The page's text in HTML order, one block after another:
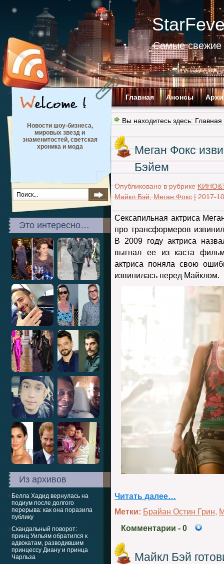
Самые свежие
Главная Анонсы
Новости шоу-бизнеса,
мировых звезд и
знаменитостей, светская
хроника и мода
Это интересно…
Из архивов
Белла Хадид вернулась на
подиум после долгого
перерыва: как она поразила
публику
Скандальный поворот:
принц Уильям обратился к
адвокатам, разводившим
принцессу Диану и принца
Чарльза
Вы находитесь здесь: Главная
Меган Фокс
Бэйем
Опубликовано в рубрике
Майкл Бэй
Меган Фокс | 2017-
Сексапильная актриса
про трансформеров
В 2009 году актриса
выгнал ее из каста
актриса поняла свою
извинилась перед Майклом.
Читать далее…
Метки: Брайан Остин Грин,
Комментарии - 0
Майкл Бэй